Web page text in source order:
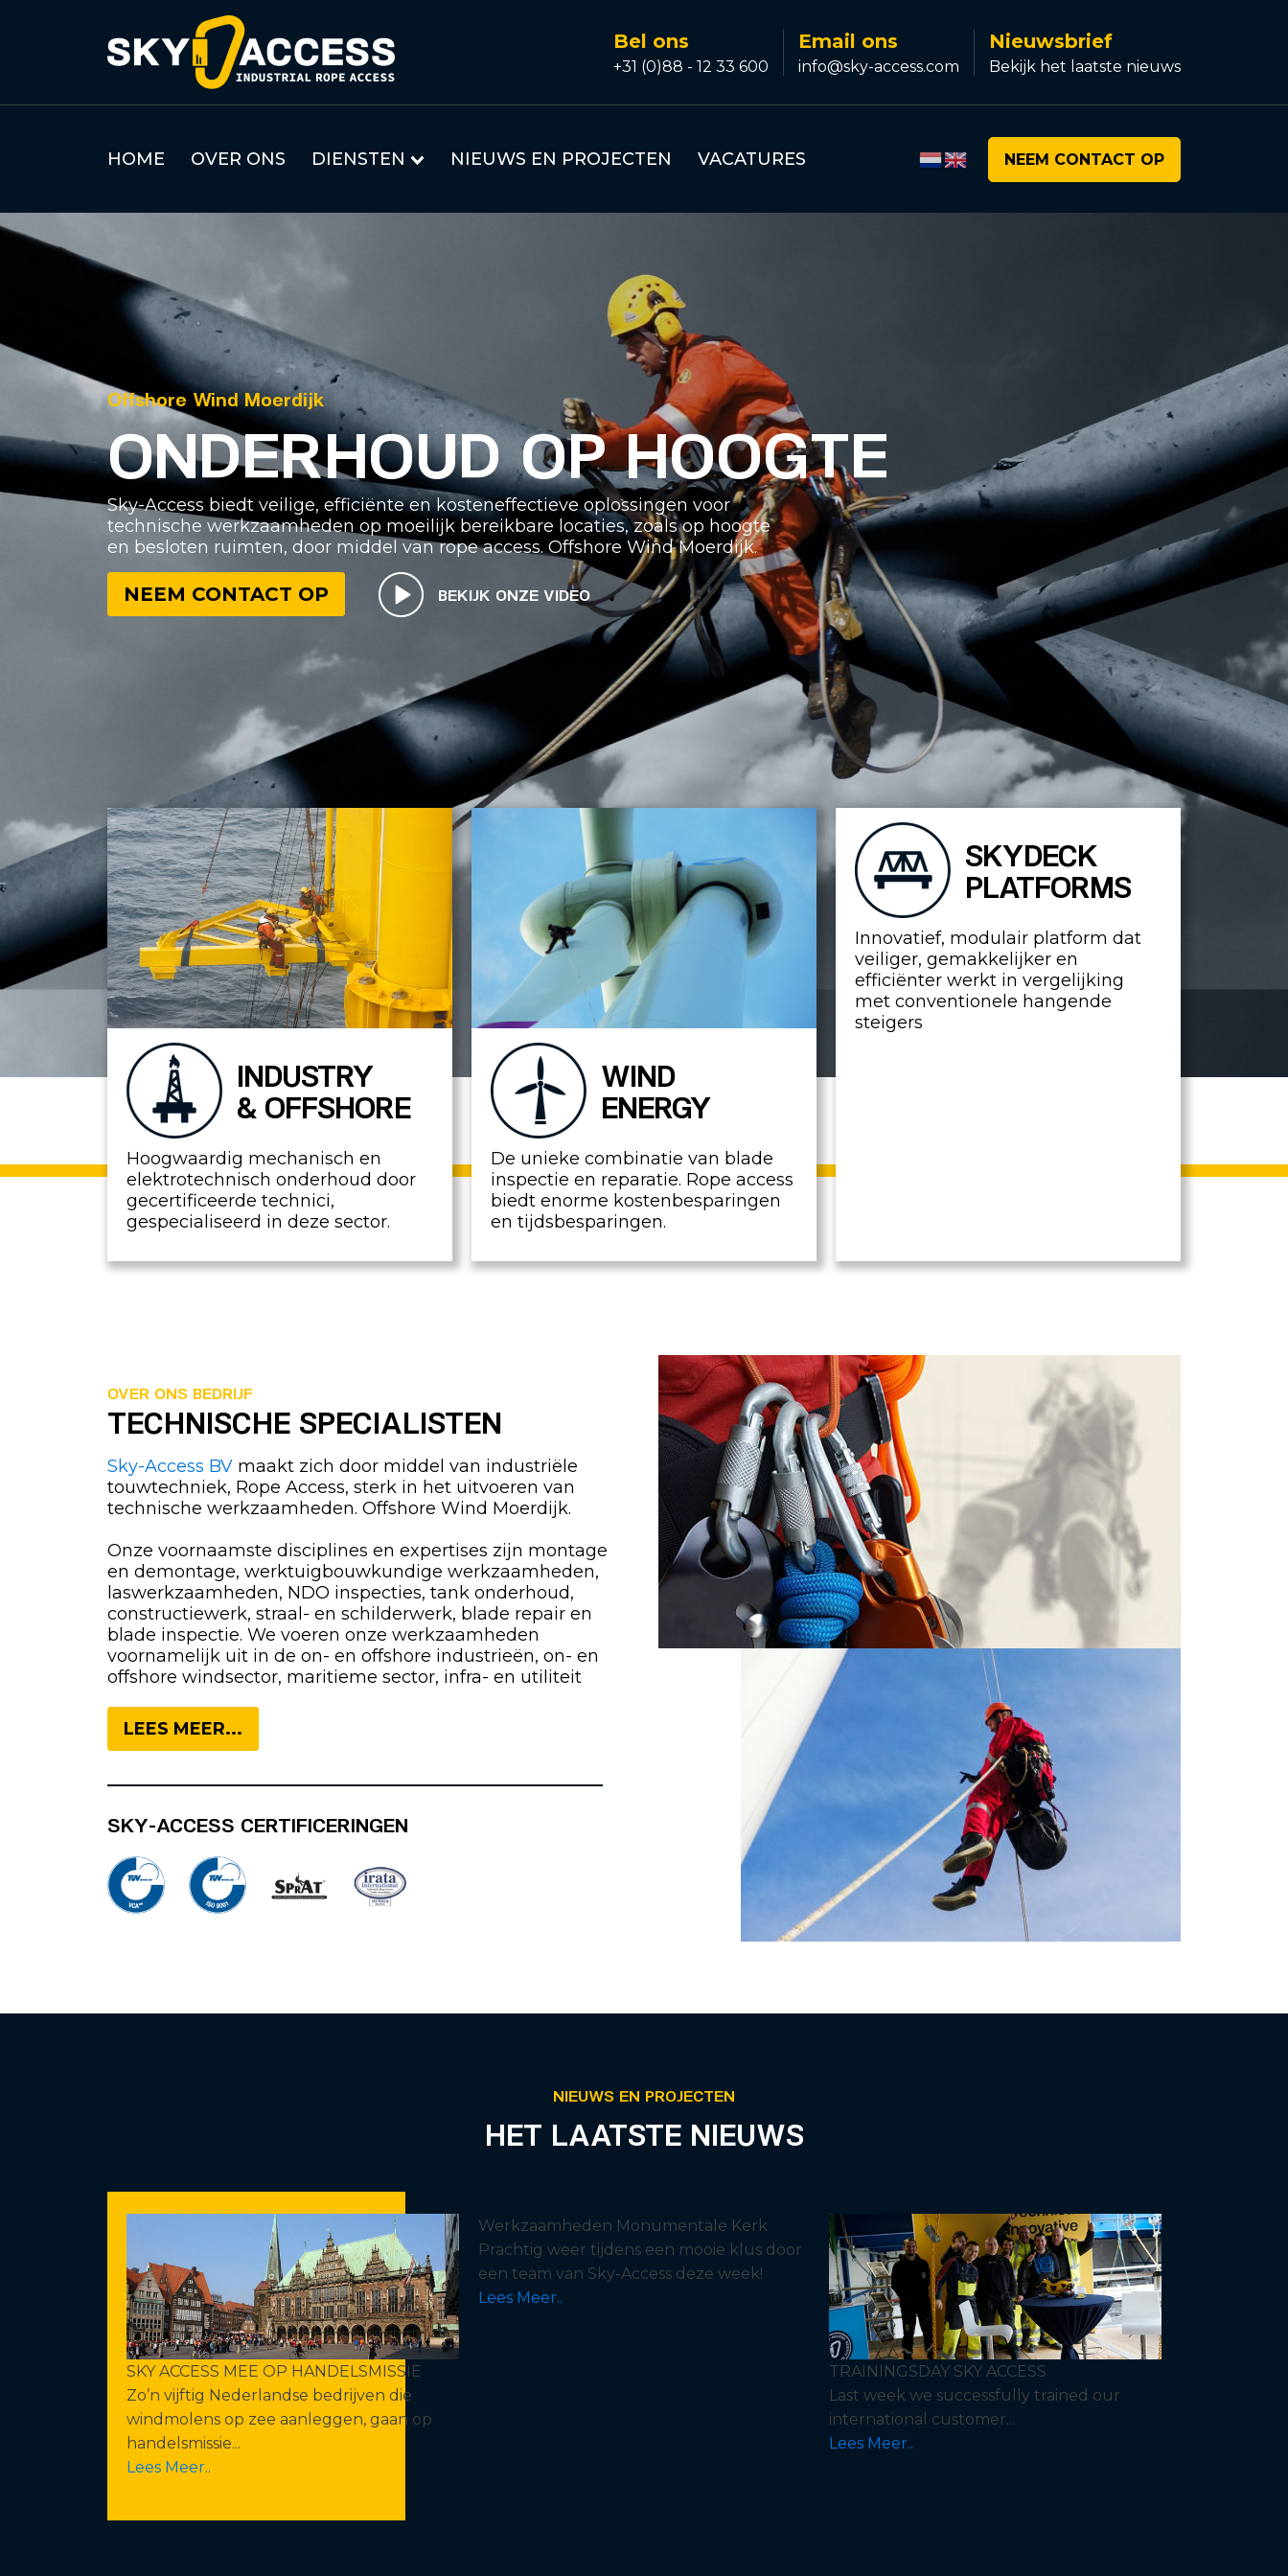
Bel ons
+31 (0)88 - 12 33 600
Email ons
info@sky-access.com
Nieuwsbrief
Bekijk het laatste nieuws
HOME OVER ONS DIENSTEN NIEUWS EN PROJECTEN VACATURES NEEM CONTACT OP
Offshore Wind Moerdijk
ONDERHOUD OP HOOGTE
Sky-Access biedt veilige, efficiënte en kosteneffectieve oplossingen voor
technische werkzaamheden op moeilijk bereikbare locaties, zoals op hoogte
en besloten ruimten, door middel van rope access. Offshore Wind Moerdijk.
NEEM CONTACT OP BEKIJK ONZE VIDEO
INDUSTRY
& OFFSHORE
Hoogwaardig mechanisch en
elektrotechnisch onderhoud door
gecertificeerde technici,
gespecialiseerd in deze sector.
WIND
ENERGY
De unieke combinatie van blade
inspectie en reparatie. Rope access
biedt enorme kostenbesparingen
en tijdsbesparingen.
SKYDECK
PLATFORMS
Innovatief, modulair platform dat
veiliger, gemakkelijker en
efficiënter werkt in vergelijking
met conventionele hangende
steigers
OVER ONS BEDRIJF
TECHNISCHE SPECIALISTEN
Sky-Access BV maakt zich door middel van industriële
touwtechniek, Rope Access, sterk in het uitvoeren van
technische werkzaamheden. Offshore Wind Moerdijk.
Onze voornaamste disciplines en expertises zijn montage
en demontage, werktuigbouwkundige werkzaamheden,
laswerkzaamheden, NDO inspecties, tank onderhoud,
constructiewerk, straal- en schilderwerk, blade repair en
blade inspectie. We voeren onze werkzaamheden
voornamelijk uit in de on- en offshore industrieën, on- en
offshore windsector, maritieme sector, infra- en utiliteit
LEES MEER...
SKY-ACCESS CERTIFICERINGEN
NIEUWS EN PROJECTEN
HET LAATSTE NIEUWS
SKY ACCESS MEE OP HANDELSMISSIE
Zo’n vijftig Nederlandse bedrijven die
windmolens op zee aanleggen, gaan op
handelsmissie...
Lees Meer..
Werkzaamheden Monumentale Kerk
Prachtig weer tijdens een mooie klus door
een team van Sky-Access deze week!
Lees Meer..
TRAININGSDAY SKY ACCESS
Last week we successfully trained our
international customer...
Lees Meer..